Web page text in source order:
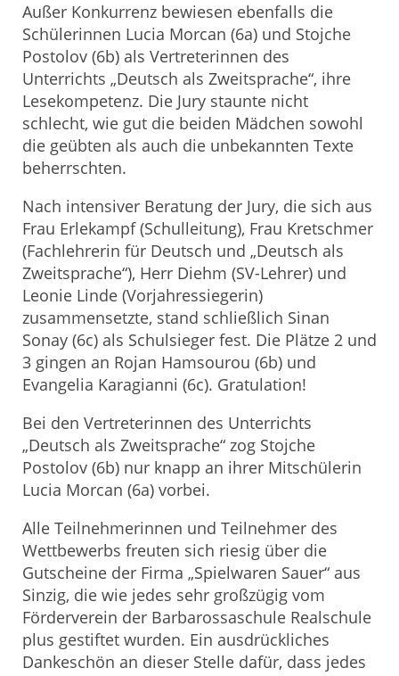
Außer Konkurrenz bewiesen ebenfalls die
Schülerinnen Lucia Morcan (6a) und Stojche
Postolov (6b) als Vertreterinnen des
Unterrichts „Deutsch als Zweitsprache“, ihre
Lesekompetenz. Die Jury staunte nicht
schlecht, wie gut die beiden Mädchen sowohl
die geübten als auch die unbekannten Texte
beherrschten.
Nach intensiver Beratung der Jury, die sich aus
Frau Erlekampf (Schulleitung), Frau Kretschmer
(Fachlehrerin für Deutsch und „Deutsch als
Zweitsprache“), Herr Diehm (SV-Lehrer) und
Leonie Linde (Vorjahressiegerin)
zusammensetzte, stand schließlich Sinan
Sonay (6c) als Schulsieger fest. Die Plätze 2 und
3 gingen an Rojan Hamsourou (6b) und
Evangelia Karagianni (6c). Gratulation!
Bei den Vertreterinnen des Unterrichts
„Deutsch als Zweitsprache“ zog Stojche
Postolov (6b) nur knapp an ihrer Mitschülerin
Lucia Morcan (6a) vorbei.
Alle Teilnehmerinnen und Teilnehmer des
Wettbewerbs freuten sich riesig über die
Gutscheine der Firma „Spielwaren Sauer“ aus
Sinzig, die wie jedes sehr großzügig vom
Förderverein der Barbarossaschule Realschule
plus gestiftet wurden. Ein ausdrückliches
Dankeschön an dieser Stelle dafür, dass jedes